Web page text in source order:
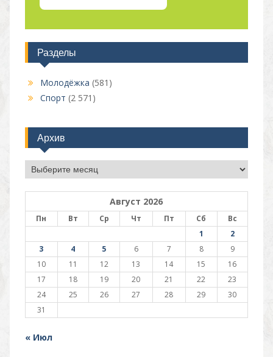
Разделы
Молодёжка (581)
Спорт (2 571)
Архив
Архив
Август 2026
Пн Вт Ср Чт Пт Сб
Вс
1
2
3
4 5 6 7 8
9
10
11 12 13 14 15
16
17
18 19 20 21 22
23
24
25 26 27 28 29
30
31
« Июл